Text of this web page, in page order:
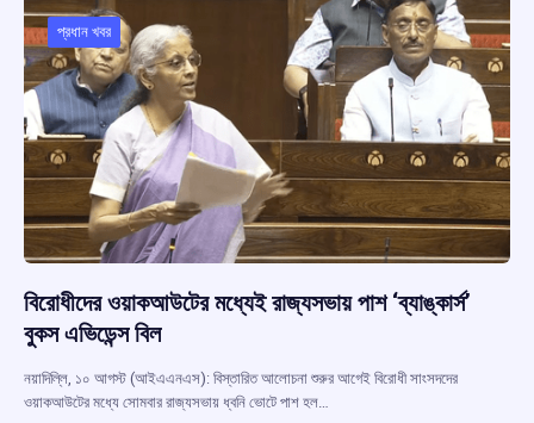
প্রধান খবর
বিরোধীদের ওয়াকআউটের মধ্যেই রাজ্যসভায় পাশ ‘ব্যাঙ্কার্স’
বুকস এভিডেন্স বিল
নয়াদিল্লি, ১০ আগস্ট (আইএএনএস): বিস্তারিত আলোচনা শুরুর আগেই বিরোধী সাংসদদের
ওয়াকআউটের মধ্যে সোমবার রাজ্যসভায় ধ্বনি ভোটে পাশ হল…